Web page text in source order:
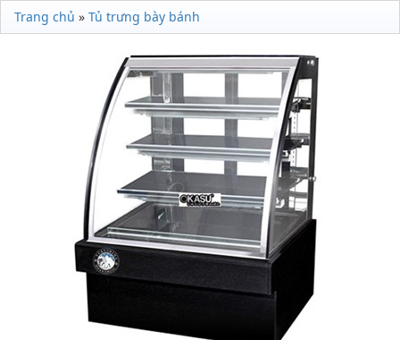
Trang chủ » Tủ trưng bày bánh